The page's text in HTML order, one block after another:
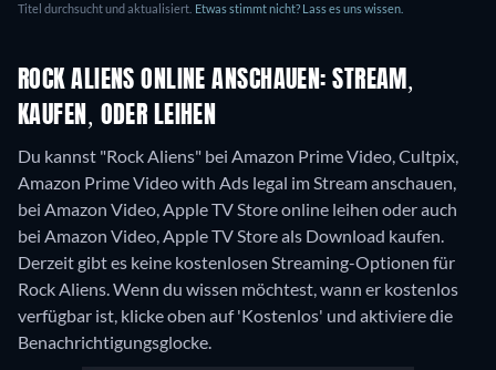
Titel durchsucht und aktualisiert. Etwas stimmt nicht? Lass es uns wissen.
ROCK ALIENS ONLINE ANSCHAUEN: STREAM,
KAUFEN, ODER LEIHEN
Du kannst "Rock Aliens" bei Amazon Prime Video, Cultpix,
Amazon Prime Video with Ads legal im Stream anschauen,
bei Amazon Video, Apple TV Store online leihen oder auch
bei Amazon Video, Apple TV Store als Download kaufen.
Derzeit gibt es keine kostenlosen Streaming-Optionen für
Rock Aliens. Wenn du wissen möchtest, wann er kostenlos
verfügbar ist, klicke oben auf 'Kostenlos' und aktiviere die
Benachrichtigungsglocke.